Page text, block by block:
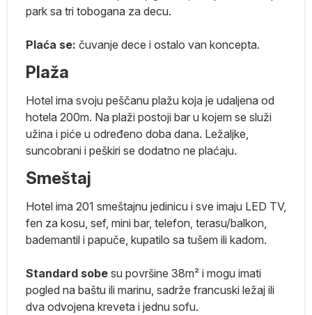
park sa tri tobogana za decu.
Plaća se: čuvanje dece i ostalo van koncepta.
Plaža
Hotel ima svoju peščanu plažu koja je udaljena od
hotela 200m. Na plaži postoji bar u kojem se služi
užina i piće u određeno doba dana. Ležaljke,
suncobrani i peškiri se dodatno ne plaćaju.
Smeštaj
Hotel ima 201 smeštajnu jedinicu i sve imaju LED TV,
fen za kosu, sef, mini bar, telefon, terasu/balkon,
bademantil i papuče, kupatilo sa tušem ili kadom.
Standard sobe su površine 38m² i mogu imati
pogled na baštu ili marinu, sadrže francuski ležaj ili
dva odvojena kreveta i jednu sofu.